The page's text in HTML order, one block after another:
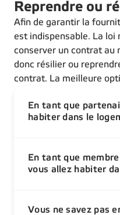
Reprendre ou
Afin de garantir la
est indispensable. La loi
conserver un contrat au
donc résilier ou
contrat. La meilleure
En tant que
habiter dans le
En tant que
vous allez habiter
Vous ne savez pas